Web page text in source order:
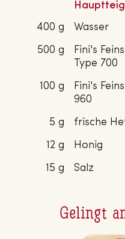
Hauptteig
400 g
Wasser
500 g
Fini's
Type 700
100 g
Fini's
960
5 g
frische
12 g
Honig
15 g
Salz
Gelingt